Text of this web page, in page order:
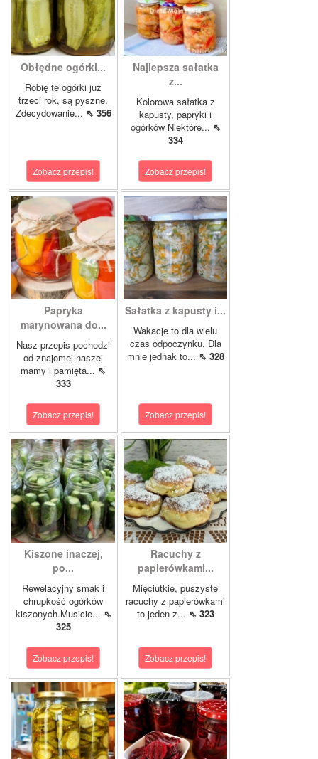
Obłędne ogórki...
Robię te ogórki już
trzeci rok, są pyszne.
Zdecydowanie... ⇖ 356
Zobacz przepis!
Najlepsza sałatka
z...
Kolorowa sałatka z
kapusty, papryki i
ogórków Niektóre... ⇖
334
Zobacz przepis!
Papryka
marynowana do...
Nasz przepis pochodzi
od znajomej naszej
mamy i pamięta... ⇖
333
Zobacz przepis!
Sałatka z kapusty i...
Wakacje to dla wielu
czas odpoczynku. Dla
mnie jednak to... ⇖ 328
Zobacz przepis!
Kiszone inaczej,
po...
Rewelacyjny smak i
chrupkość ogórków
kiszonych.Musicie... ⇖
325
Zobacz przepis!
Racuchy z
papierówkami...
Mięciutkie, puszyste
racuchy z papierówkami
to jeden z... ⇖ 323
Zobacz przepis!